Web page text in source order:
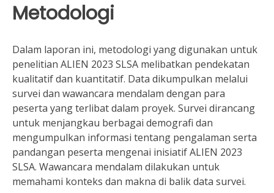
Metodologi
Dalam laporan ini, metodologi yang digunakan untuk
penelitian ALIEN 2023 SLSA melibatkan pendekatan
kualitatif dan kuantitatif. Data dikumpulkan melalui
survei dan wawancara mendalam dengan para
peserta yang terlibat dalam proyek. Survei dirancang
untuk menjangkau berbagai demografi dan
mengumpulkan informasi tentang pengalaman serta
pandangan peserta mengenai inisiatif ALIEN 2023
SLSA. Wawancara mendalam dilakukan untuk
memahami konteks dan makna di balik data survei.